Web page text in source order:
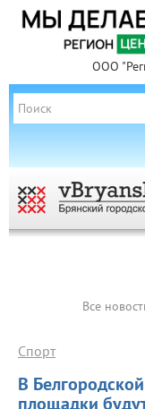
ООО
Все
В
площадки
Спорт